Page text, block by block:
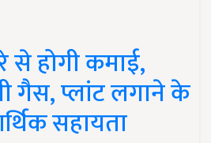
होगी कमाई,
गैस, प्लांट लगाने के
सहायता